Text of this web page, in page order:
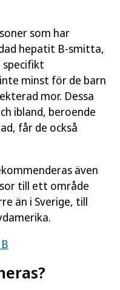
som har
hepatit B-smitta,
specifikt
minst för de barn
mor. Dessa
ibland, beroende
får de också
även
till ett område
än i Sverige, till